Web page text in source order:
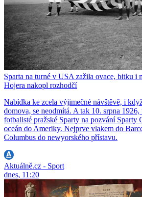
Sparta na turné v USA zažila ovace, bitku i
Hojera nakopl rozhodčí
Nabídka ke zcela výjimečné návštěvě, i
domova, se neodmítá. A tak 10. srpna 1926,
fotbalisté pražské Sparty na pozvání Sparty
oceán do Ameriky. Nejprve vlakem do
Columbus do newyorského přístavu.
Aktuálně.cz - Sport
dnes, 11:20